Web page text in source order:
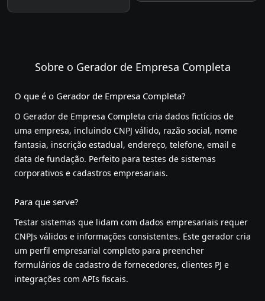
Sobre o Gerador de Empresa Completa
O que é o Gerador de Empresa Completa?
O Gerador de Empresa Completa cria dados fictícios de
uma empresa, incluindo CNPJ válido, razão social, nome
fantasia, inscrição estadual, endereço, telefone, email e
data de fundação. Perfeito para testes de sistemas
corporativos e cadastros empresariais.
Para que serve?
Testar sistemas que lidam com dados empresariais requer
CNPJs válidos e informações consistentes. Este gerador cria
um perfil empresarial completo para preencher
formulários de cadastro de fornecedores, clientes PJ e
integrações com APIs fiscais.